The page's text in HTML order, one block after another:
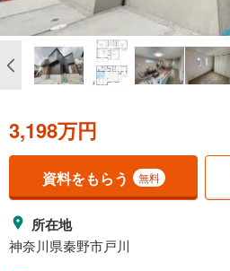
3,198万円
資料をもらう 無料
所在地
神奈川県秦野市戸川